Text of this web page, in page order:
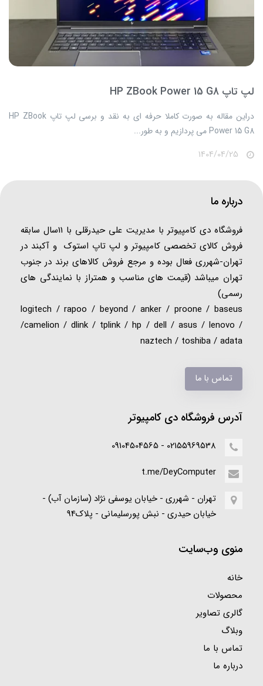
لپ تاپ HP ZBook Power 15 G8
​​​​دراین مقاله به صورت کاملا حرفه ای به نقد و برسی لپ تاپ HP ZBook
Power 15 G8 می پردازیم و به طور...
درباره ما
فروشگاه دی کامپیوتر با مدیریت علی حیدرقلی با 11سال سابقه
فروش کالای تخصصی کامپیوتر و لپ تاپ استوک و آکبند در
تهران-شهرری فعال بوده و مرجع فروش کالاهای برند در جنوب
تهران میباشد (قیمت های مناسب و همتراز با نمایندگی های
رسمی)
logitech / rapoo / beyond / anker / proone / baseus
/camelion / dlink / tplink / hp / dell / asus / lenovo /
naztech / toshiba / adata
تماس با ما
آدرس فروشگاه دی کامپیوتر
02155969538 - 09104504565
t.me/DeyComputer
تهران - شهرری - خیابان یوسفی نژاد (سازمان آب) -
خیابان حیدری - نبش پورسلیمانی - پلاک94
منوی وب‌سایت
خانه
محصولات
گالری تصاویر
وبلاگ
تماس با ما
درباره ما